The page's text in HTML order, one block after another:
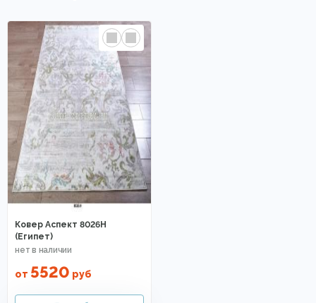
Ковер Аспект 8026H
(Египет)
от 5520 руб